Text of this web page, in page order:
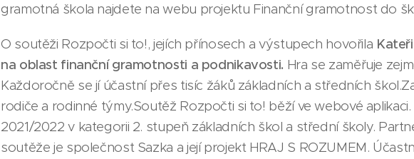
gramotná škola najdete na webu projektu Finanční gramotnost do
O soutěži Rozpočti si to!, jejích přínosech a výstupech hovořila
na oblast finanční gramotnosti a podnikavosti. Hra se zaměřuje
Každoročně se jí účastní přes tisíc žáků základních a středních
rodiče a rodinné týmy.Soutěž Rozpočti si to! běží ve webové
2021/2022 v kategorii 2. stupeň základních škol a střední školy.
soutěže je společnost Sazka a její projekt HRAJ S ROZUMEM.